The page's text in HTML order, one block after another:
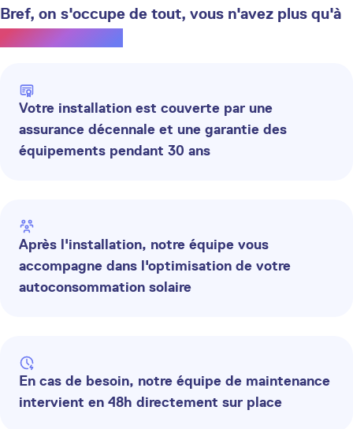
Bref, on s'occupe de tout, vous n'avez plus qu'à
profiter du soleil.
Votre installation est couverte par une
assurance décennale et une garantie des
équipements pendant 30 ans
Après l'installation, notre équipe vous
accompagne dans l'optimisation de votre
autoconsommation solaire
En cas de besoin, notre équipe de maintenance
intervient en 48h directement sur place